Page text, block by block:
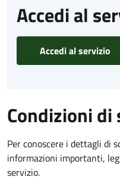
Accedi al
Accedi al servizio
Condizioni di
Per conoscere i dettagli di
informazioni importanti,
servizio.